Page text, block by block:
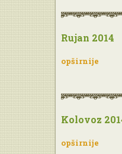
Rujan 2014
opširnije
Kolovoz
opširnije